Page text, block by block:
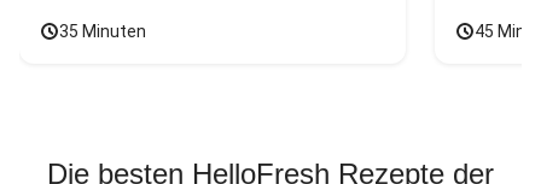
35 Minuten 45
Die besten HelloFresh Rezepte der